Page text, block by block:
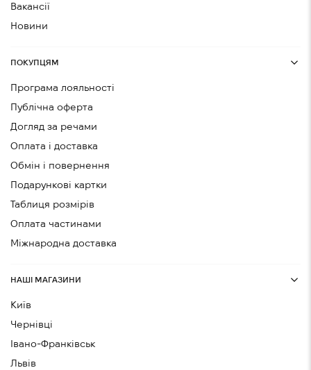
Вакансії
Новини
ПОКУПЦЯМ
Програма лояльності
Публічна оферта
Догляд за речами
Оплата і доставка
Обмін і повернення
Подарункові картки
Таблиця розмірів
Оплата частинами
Міжнародна доставка
НАШІ МАГАЗИНИ
Київ
Чернівці
Івано-Франківськ
Львів